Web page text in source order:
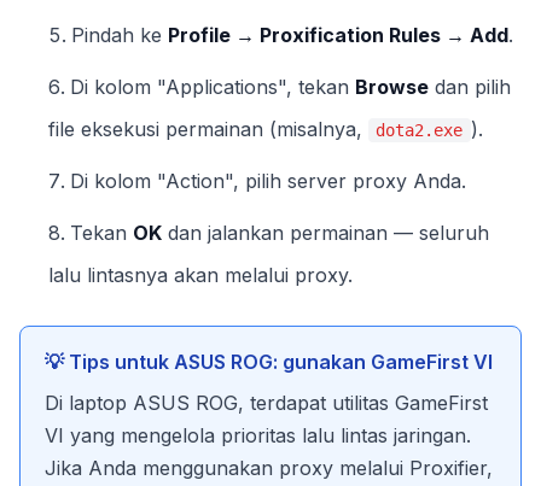
Pindah ke Profile → Proxification Rules → Add.
Di kolom "Applications", tekan Browse dan pilih
file eksekusi permainan (misalnya,
dota2.exe ).
Di kolom "Action", pilih server proxy Anda.
Tekan OK dan jalankan permainan — seluruh
lalu lintasnya akan melalui proxy.
💡 Tips untuk ASUS ROG: gunakan GameFirst VI
Di laptop ASUS ROG, terdapat utilitas GameFirst
VI yang mengelola prioritas lalu lintas jaringan.
Jika Anda menggunakan proxy melalui Proxifier,